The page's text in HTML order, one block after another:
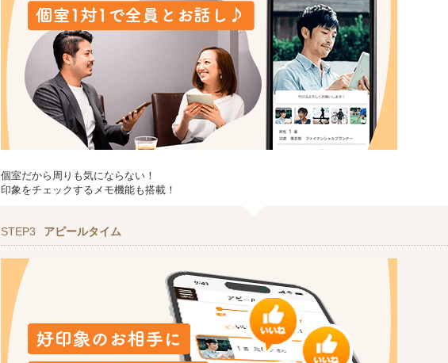
個室だから周りも気にならない！
印象をチェックするメモ機能も搭載！
STEP3 アピールタイム